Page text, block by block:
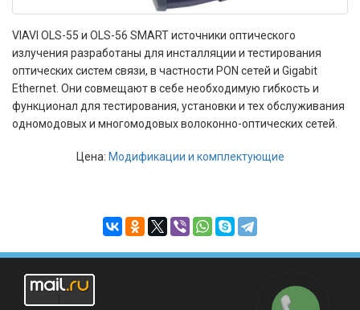
VIAVI OLS-55 и OLS-56 SMART источники оптического
излучения разработаны для инсталляции и тестирования
оптических систем связи, в частности PON сетей и Gigabit
Ethernet. Они совмещают в себе необходимую гибкость и
функционал для тестирования, установки и тех обслуживания
одномодовых и многомодовых волоконно-оптических сетей.
Цена: Модификации и комплектующие
Заказать